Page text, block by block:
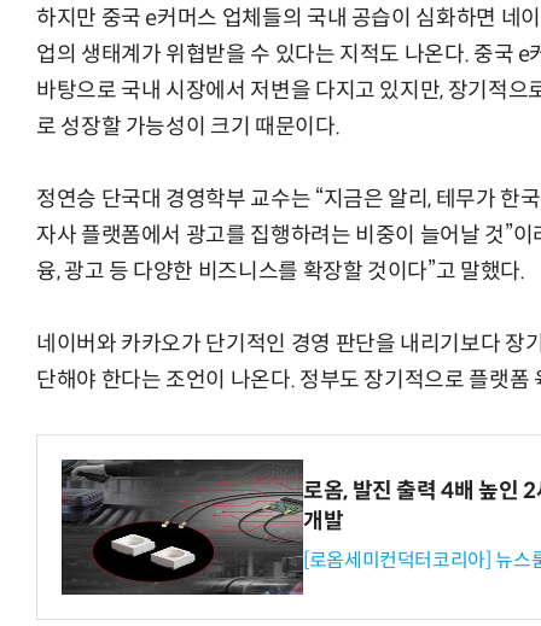
하지만 중국 e커머스 업체들의 국내 공습이 심화하면 네
업의 생태계가 위협받을 수 있다는 지적도 나온다. 중국
바탕으로 국내 시장에서 저변을 다지고 있지만, 장기적
로 성장할 가능성이 크기 때문이다.
정연승 단국대 경영학부 교수는 “지금은 알리, 테무가 한
자사 플랫폼에서 광고를 집행하려는 비중이 늘어날 것”
융, 광고 등 다양한 비즈니스를 확장할 것이다”고 말했다.
네이버와 카카오가 단기적인 경영 판단을 내리기보다 장
단해야 한다는 조언이 나온다. 정부도 장기적으로 플랫폼
로옴, 발진 출력 4배 높인
개발
[로옴세미컨덕터코리아] 뉴스